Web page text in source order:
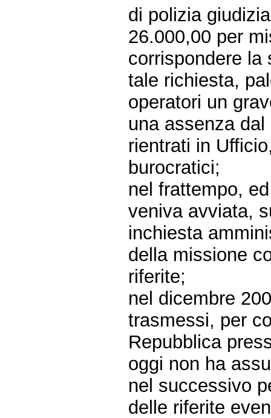
di polizia
26.000,00 per
corrispondere la
tale richiesta,
operatori un
una assenza
rientrati in
burocratici;
nel frattempo,
veniva avviata,
inchiesta
della missione
riferite;
nel dicembre
trasmessi, per
Repubblica
oggi non ha
nel successivo
delle riferite